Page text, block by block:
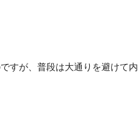
すが、普段は大通りを避けて内